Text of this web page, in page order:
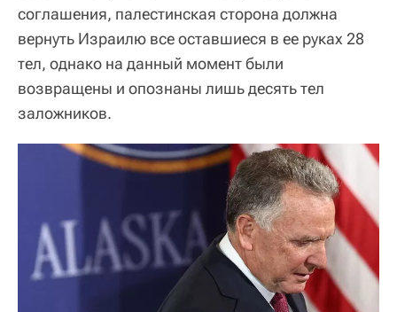
соглашения, палестинская сторона должна
вернуть Израилю все оставшиеся в ее руках 28
тел, однако на данный момент были
возвращены и опознаны лишь десять тел
заложников.